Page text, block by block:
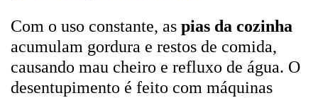
Com o uso constante, as pias da cozinha
acumulam gordura e restos de comida,
causando mau cheiro e refluxo de água. O
desentupimento é feito com máquinas